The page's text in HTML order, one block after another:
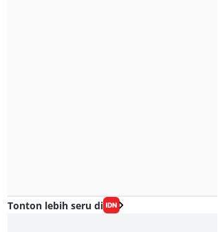
Tonton lebih seru di